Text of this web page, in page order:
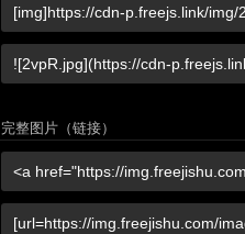
完整图片（链接）